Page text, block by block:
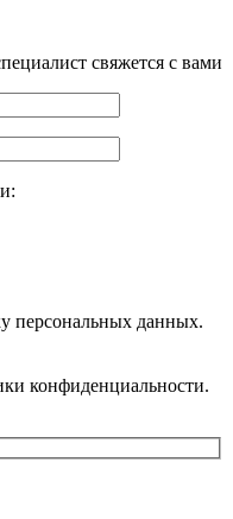
свяжется с вами
персональных данных.
конфиденциальности.